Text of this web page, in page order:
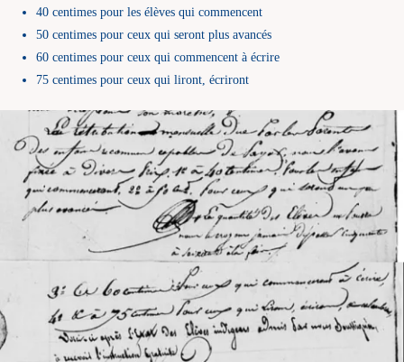
40 centimes pour les élèves qui commencent
50 centimes pour ceux qui seront plus avancés
60 centimes pour ceux qui commencent à écrire
75 centimes pour ceux qui liront, écriront